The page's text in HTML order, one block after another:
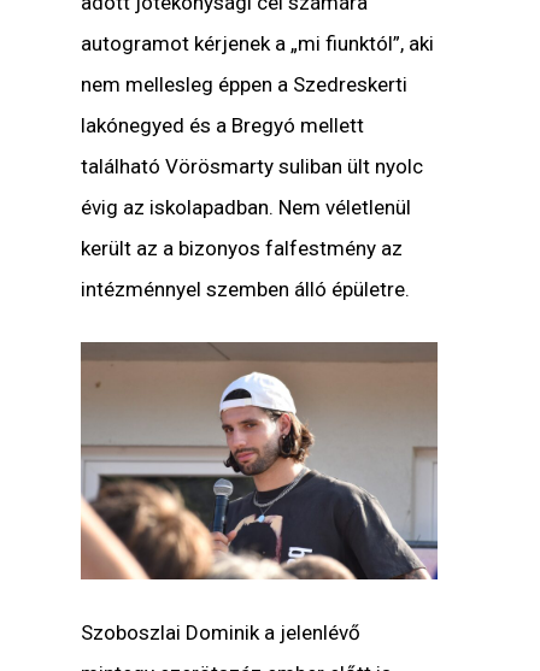
autogramot kérjenek a „mi fiunktól”, aki
nem mellesleg éppen a Szedreskerti
lakónegyed és a Bregyó mellett
található Vörösmarty suliban ült nyolc
évig az iskolapadban. Nem véletlenül
került az a bizonyos falfestmény az
intézménnyel szemben álló épületre.
Szoboszlai Dominik a jelenlévő